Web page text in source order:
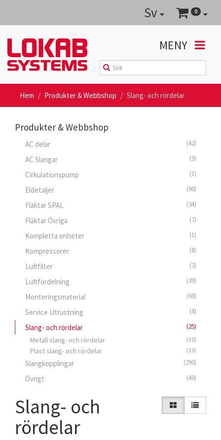
0
Sv
MENY
Hem Produkter & Webbshop Slang- och rördelar
Produkter & Webbshop
AC delar (42)
AC Slangar (9)
Cirkulationspump (1)
Eldetaljer (90)
Fläktar SPAL (34)
Fläktar Övriga (7)
Kompletta enheter (1)
Kompressorer (8)
Luftfilter (3)
Luftfördelning (39)
Monteringsmaterial (60)
Service Utrustning (4)
Slang- och rördelar (25)
Metall slang- och rördelar (10)
Plast slang- och rördelar (15)
Slangkopplingar (290)
Övrigt (40)
Slang- och
rördelar